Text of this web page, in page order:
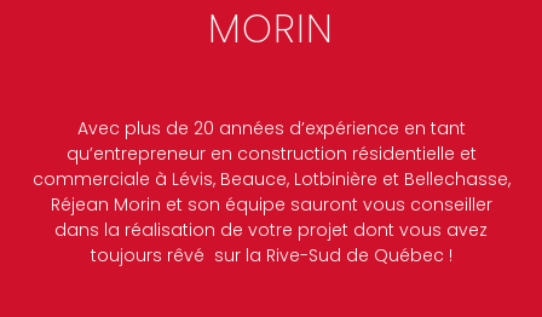
MORIN
Avec plus de 20 années d’expérience en tant
qu’entrepreneur en construction résidentielle et
commerciale à Lévis, Beauce, Lotbinière et Bellechasse,
Réjean Morin et son équipe sauront vous conseiller
dans la réalisation de votre projet dont vous avez
toujours rêvé sur la Rive-Sud de Québec !